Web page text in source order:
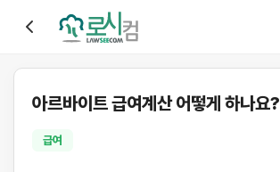
아르바이트 급여계산 어떻게 하나요?
급여